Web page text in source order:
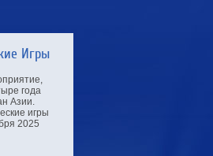
Игры
года
Азии.
игры
2025